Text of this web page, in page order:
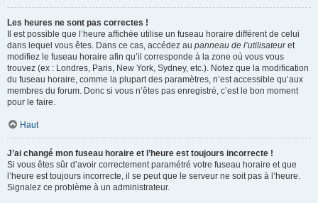
Les heures ne sont pas correctes !
Il est possible que l’heure affichée utilise un fuseau horaire différent de celui
dans lequel vous êtes. Dans ce cas, accédez au panneau de l’utilisateuret
modifiez le fuseau horaire afin qu’il corresponde à la zone où vous vous
trouvez (ex : Londres, Paris, New York, Sydney, etc.). Notez que la modification
du fuseau horaire, comme la plupart des paramètres, n’est accessible qu’aux
membres du forum. Donc si vous n’êtes pas enregistré, c’est le bon moment
pour le faire.
Haut
J’ai changé mon fuseau horaire et l’heure est toujours incorrecte !
Si vous êtes sûr d’avoir correctement paramétré votre fuseau horaire et que
l’heure est toujours incorrecte, il se peut que le serveur ne soit pas à l’heure.
Signalez ce problème à un administrateur.